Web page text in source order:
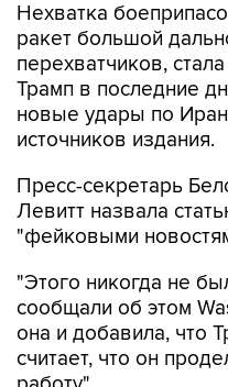
Нехватка
ракет большой
перехватчиков,
Трамп в последние
новые удары по
источников издания.
Пресс-секретарь
Левитт назвала
"фейковыми
"Этого никогда не
сообщали об этом
она и добавила, что
считает, что он